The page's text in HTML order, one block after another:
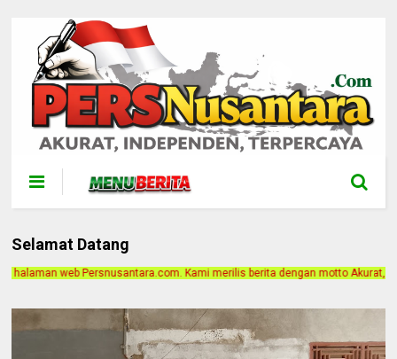
Selamat Datang
Kami merilis berita dengan motto Akurat, Independen, Terpercaya.